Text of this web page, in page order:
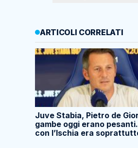
ARTICOLI CORRELATI
Juve Stabia, Pietro de
gambe oggi erano
con l’Ischia era